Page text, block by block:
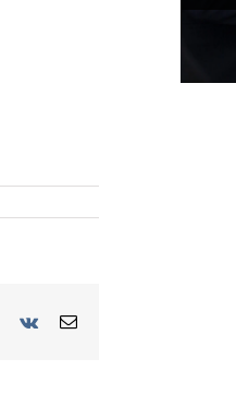
Pinterest
Vk Email